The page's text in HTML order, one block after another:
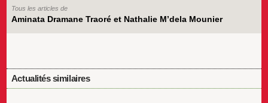
Tous les articles de
Aminata Dramane Traoré et Nathalie M’dela Mounier
Actualités similaires